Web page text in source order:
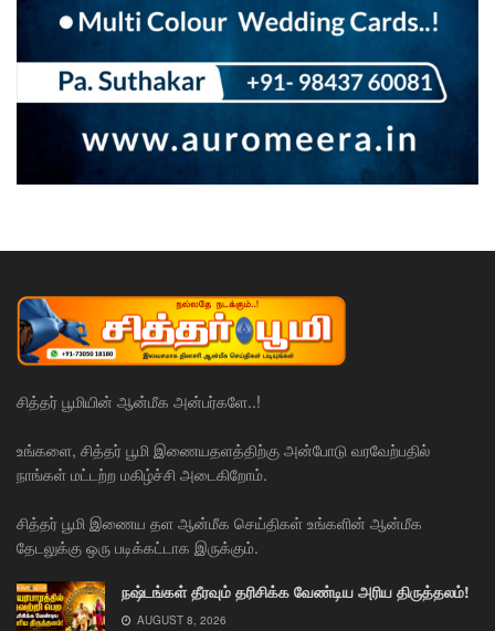
சித்தர் பூமியின் ஆன்மீக அன்பர்களே..!
உங்களை, சித்தர் பூமி இணையதளத்திற்கு அன்போடு வரவேற்பதில்
நாங்கள் மட்டற்ற மகிழ்ச்சி அடைகிறோம்.
சித்தர் பூமி இணைய தள ஆன்மீக செய்திகள் உங்களின் ஆன்மீக
தேடலுக்கு ஒரு படிக்கட்டாக இருக்கும்.
நஷ்டங்கள் தீரவும் தரிசிக்க வேண்டிய அரிய திருத்தலம்!
AUGUST 8, 2026